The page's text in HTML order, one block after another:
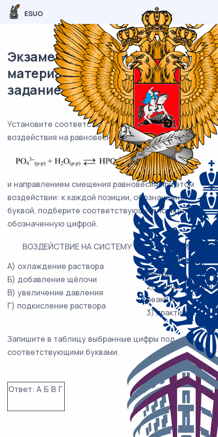
ESUO
Экзаменационный (типовой)
материал ЕГЭ / Химия / 22
задание (24) / 62
Установите соответствие между способом
воздействия на равновесную систему
и направлением смещения равновесия при этом
воздействии: к каждой позиции, обозначенной
буквой, подберите соответствующую позицию,
обозначенную цифрой.
ВОЗДЕЙСТВИЕ НА СИСТЕМУ
А) охлаждение раствора
Б) добавление щёлочи
В) увеличение давления
Г) подкисление раствора
1) смещается в
реакции
2) смещается в
реакции
3) практически
Запишите в таблицу выбранные цифры под
соответствующими буквами.
Ответ: А Б В Г